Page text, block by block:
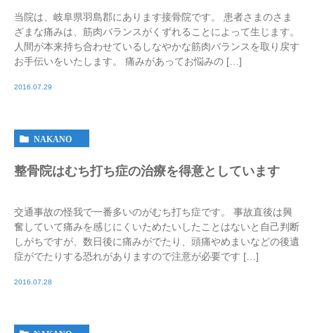
当院は、岐阜県羽島郡にあります接骨院です。 患者さまのさま
ざまな痛みは、筋肉バランスがくずれることによって生じます。
人間が本来持ち合わせているしなやかな筋肉バランスを取り戻す
お手伝いをいたします。 痛みがあってお悩みの […]
2016.07.29
NAKANO
整骨院はむち打ち症の治療を得意としています
交通事故の怪我で一番多いのがむち打ち症です。 事故直後は興
奮していて痛みを感じにくいためたいしたことはないと自己判断
しがちですが、数日後に痛みがでたり、頭痛やめまいなどの後遺
症がでたりする恐れがありますので注意が必要です […]
2016.07.28